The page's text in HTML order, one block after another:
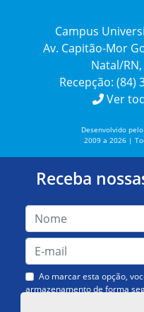
Campus
Av. Capitão-Mor
Natal/RN,
Recepção: (84)
Ver
Desenvolvido
2009 a 2026 |
Receba
Ao marcar esta opção,
armazenamento de forma